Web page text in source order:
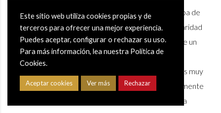
Lijar con hoja de lija fina (grano 150) la primera capa de
Microcemento Fino corrigiendo cualquier irregularidad
Quitar el polvo creado por el lijado con la ayuda de un
aspirador
Tip: antes de aplicar la segunda capa en ambientes muy
calurosos, se puede pulverizar la superficie ligeramente
con un pulverizador con agua. esto le ayudará en la
Este sitio web utiliza cookies propias y de
terceros para ofrecer una mejor experiencia.
Puedes aceptar, configurar o rechazar su uso.
Para más información, lea nuestra Política de
Cookies.
Aceptar cookies Ver más Rechazar